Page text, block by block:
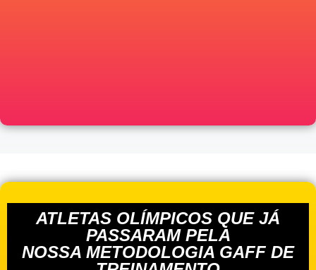
ATLETAS OLÍMPICOS QUE JÁ
PASSARAM PELA
NOSSA METODOLOGIA GAFF DE